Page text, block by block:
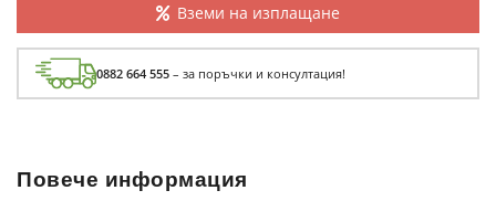
Вземи на изплащане
0882 664 555 – за поръчки и консултация!
Повече информация